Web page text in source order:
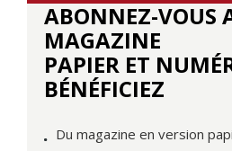
ABONNEZ-VOUS
MAGAZINE
PAPIER ET
BÉNÉFICIEZ
Du magazine en version